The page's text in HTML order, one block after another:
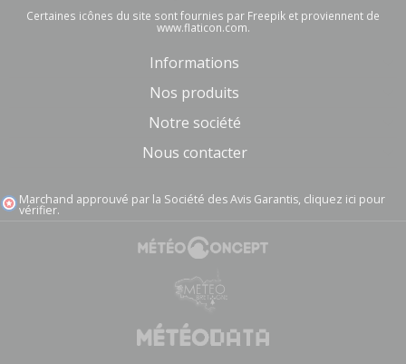
Certaines icônes du site sont fournies par Freepik et proviennent de
www.flaticon.com.
Informations
Nos produits
Notre société
Nous contacter
Marchand approuvé par la Société des Avis Garantis, cliquez ici pour
vérifier.